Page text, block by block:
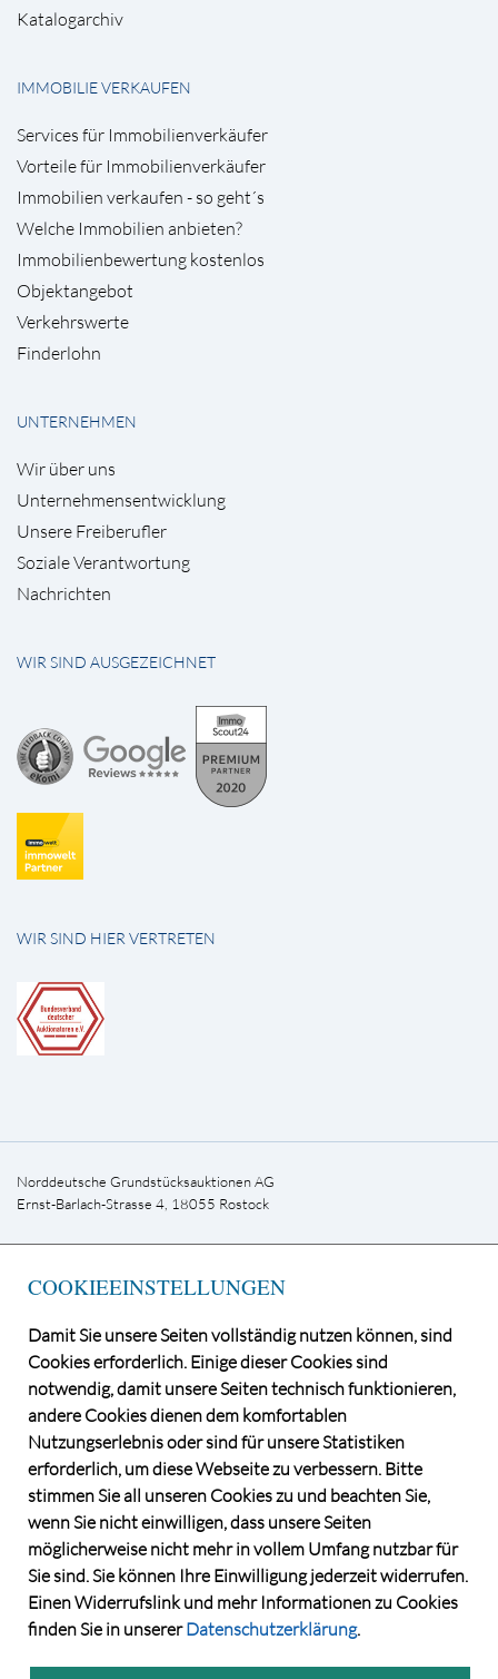
Katalogarchiv
IMMOBILIE VERKAUFEN
Services für Immobilienverkäufer
Vorteile für Immobilienverkäufer
Immobilien verkaufen - so geht´s
Welche Immobilien anbieten?
Immobilienbewertung kostenlos
Objektangebot
Verkehrswerte
Finderlohn
UNTERNEHMEN
Wir über uns
Unternehmensentwicklung
Unsere Freiberufler
Soziale Verantwortung
Nachrichten
WIR SIND AUSGEZEICHNET
WIR SIND HIER VERTRETEN
Norddeutsche Grundstücksauktionen AG
Ernst-Barlach-Strasse 4, 18055 Rostock
©2026 Norddeutsche Grundstücksauktionen AG
CONSENT MANAGER
KATALOGBEZUG
COOKIEEINSTELLUNGEN
Damit Sie unsere Seiten vollständig nutzen können, sind
Cookies erforderlich. Einige dieser Cookies sind
notwendig, damit unsere Seiten technisch funktionieren,
andere Cookies dienen dem komfortablen
Nutzungserlebnis oder sind für unsere Statistiken
erforderlich, um diese Webseite zu verbessern. Bitte
stimmen Sie all unseren Cookies zu und beachten Sie,
wenn Sie nicht einwilligen, dass unsere Seiten
möglicherweise nicht mehr in vollem Umfang nutzbar für
Sie sind. Sie können Ihre Einwilligung jederzeit widerrufen.
Einen Widerrufslink und mehr Informationen zu Cookies
finden Sie in unsererDatenschutzerklärung.